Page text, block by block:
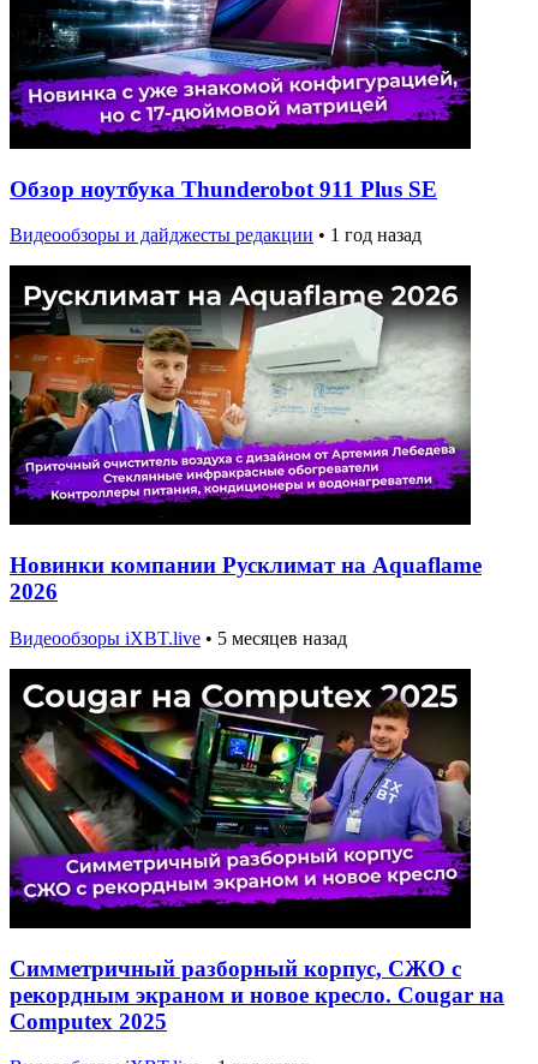
Обзор ноутбука Thunderobot 911 Plus SE
Видеообзоры и дайджесты редакции • 1 год назад
Новинки компании Русклимат на Aquaflame
2026
Видеообзоры iXBT.live • 5 месяцев назад
Симметричный разборный корпус, СЖО с
рекордным экраном и новое кресло. Cougar на
Computex 2025